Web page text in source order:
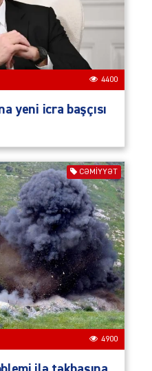
4400
yeni icra başçısı
CƏMIYYƏT
4900